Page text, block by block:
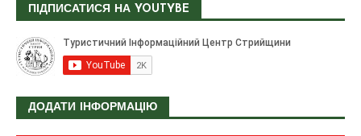
ПІДПИСАТИСЯ НА YOUTYBE
ДОДАТИ ІНФОРМАЦІЮ